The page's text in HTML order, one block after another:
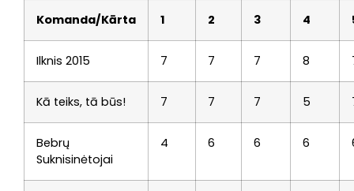
Komanda/Kārta 1 2 3 4
Ilknis 2015 7 7 7 8
Kā teiks, tā būs! 7 7 7 5
Bebrų
Suknisinėtojai
4 6 6 6